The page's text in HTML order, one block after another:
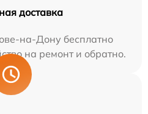
доставка
на-Дону бесплатно
на ремонт и обратно.